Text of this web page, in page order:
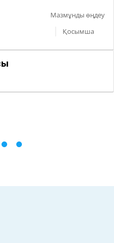
Мазмұнды өңдеу
Қосымша